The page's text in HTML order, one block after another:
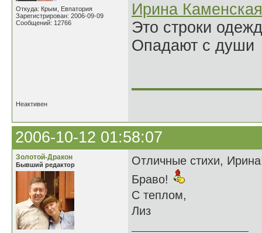
Откуда: Крым, Евпатория
Зарегистрирован: 2006-09-09
Сообщений: 12766
Ирина Каменская
Это строки
Опадают с души
Неактивен
2006-10-12 01:58:07
Золотой-Дракон
Бывший редактор
Отличные стихи,
Браво!
С теплом,
Лиз